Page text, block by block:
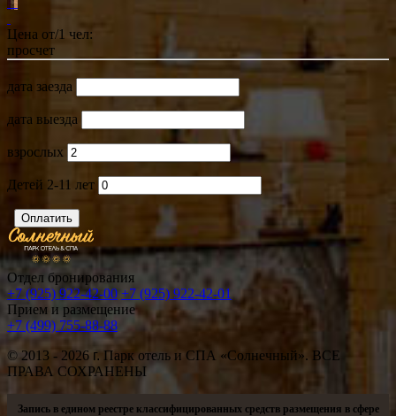
Цена от/1 чел:
просчет
дата заезда
дата выезда
взрослых
Детей 2-11 лет
Отдел бронирования
+7 (925) 922-42-00 +7 (925) 922-42-01
Прием и размещение
+7 (499) 755-88-88
© 2013 - 2026 г. Парк отель и СПА «Солнечный». ВСЕ
ПРАВА СОХРАНЕНЫ
Запись в едином реестре классифицированных средств размещения в сфере